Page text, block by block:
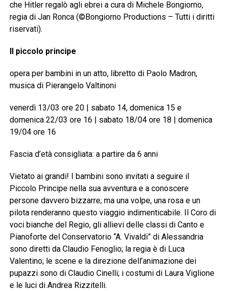
che Hitler regalò agli ebrei a cura di Michele Bongiorno,
regia di Jan Ronca (©Bongiorno Productions – Tutti i diritti
riservati).
Il piccolo principe
opera per bambini in un atto, libretto di Paolo Madron,
musica di Pierangelo Valtinoni
venerdì 13/03 ore 20 | sabato 14, domenica 15 e
domenica 22/03 ore 16 | sabato 18/04 ore 18 | domenica
19/04 ore 16
Fascia d’età consigliata: a partire da 6 anni
Vietato ai grandi! I bambini sono invitati a seguire il
Piccolo Principe nella sua avventura e a conoscere
persone davvero bizzarre; ma una volpe, una rosa e un
pilota renderanno questo viaggio indimenticabile. Il Coro di
voci bianche del Regio, gli allievi delle classi di Canto e
Pianoforte del Conservatorio “A. Vivaldi” di Alessandria
sono diretti da Claudio Fenoglio; la regia è di Luca
Valentino; le scene e la direzione dell’animazione dei
pupazzi sono di Claudio Cinelli; i costumi di Laura Viglione
e le luci di Andrea Rizzitelli.